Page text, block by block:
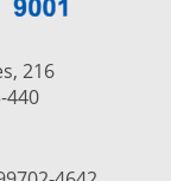
216
440